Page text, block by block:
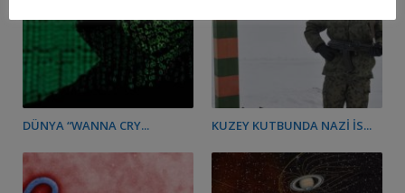
DÜNYA “WANNA CRY... KUZEY KUTBUNDA NAZI İS...